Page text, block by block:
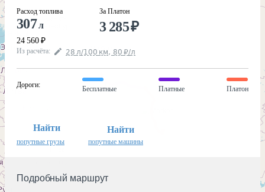
Расход топлива
307л
24 560 ₽
За Платон
3 285₽
Из расчёта: 28 л/100 км, 80 ₽/л
Дороги:
Бесплатные Платные Платон
Найти
попутные грузы
Найти
попутные машины
Подробный маршрут